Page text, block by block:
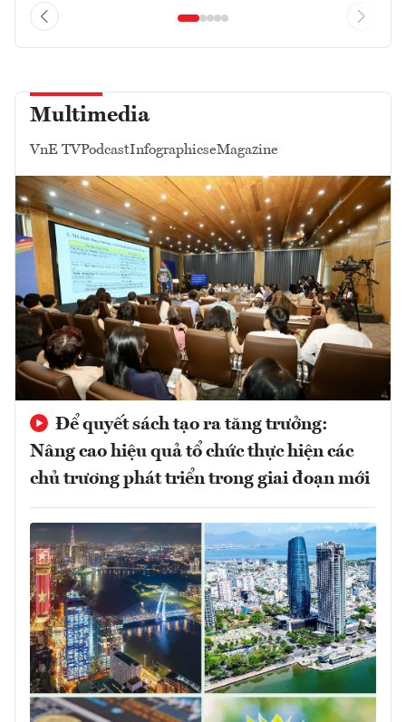
Multimedia
VnE TVPodcastInfographicseMagazine
Để quyết sách tạo ra tăng trưởng:
Nâng cao hiệu quả tổ chức thực hiện các
chủ trương phát triển trong giai đoạn mới